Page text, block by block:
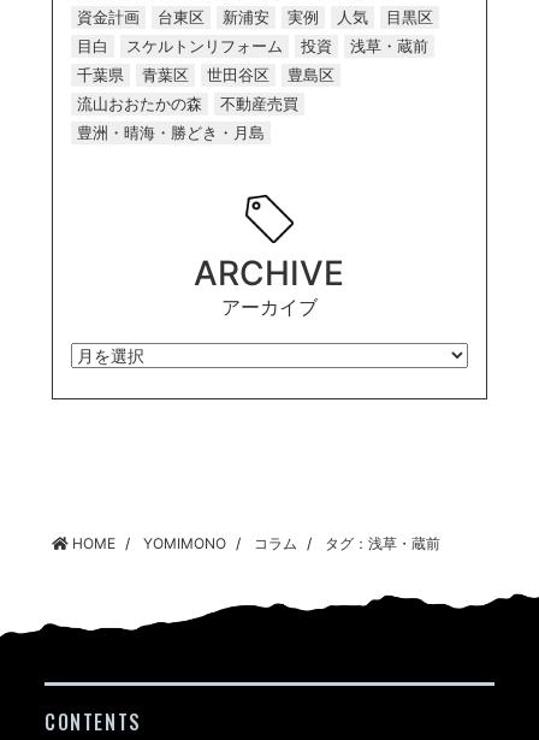
資金計画
台東区 新浦安 実例 人気
目黒区
目白
スケルトンリフォーム 投資
浅草・蔵前
千葉県
青葉区 世田谷区
豊島区
流山おおたかの森
不動産売買
豊洲・晴海・勝どき・月島
ARCHIVE
アーカイブ
HOME YOMIMONO コラム タグ：浅草・蔵前
CONTENTS